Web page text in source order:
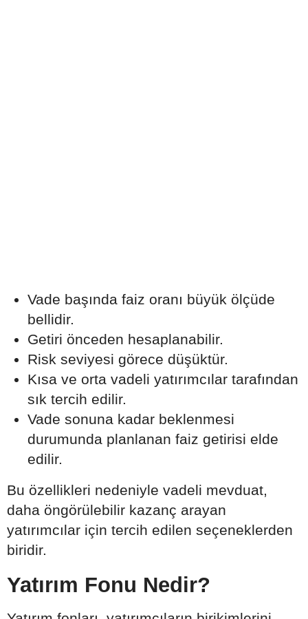
Vade başında faiz oranı büyük ölçüde
bellidir.
Getiri önceden hesaplanabilir.
Risk seviyesi görece düşüktür.
Kısa ve orta vadeli yatırımcılar tarafından
sık tercih edilir.
Vade sonuna kadar beklenmesi
durumunda planlanan faiz getirisi elde
edilir.
Bu özellikleri nedeniyle vadeli mevduat,
daha öngörülebilir kazanç arayan
yatırımcılar için tercih edilen seçeneklerden
biridir.
Yatırım Fonu Nedir?